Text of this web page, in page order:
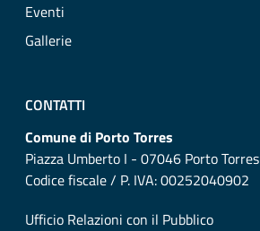
Eventi
Gallerie
CONTATTI
Comune di Porto Torres
Piazza Umberto I - 07046 Porto Torres
Codice fiscale / P. IVA: 00252040902
Ufficio Relazioni con il Pubblico